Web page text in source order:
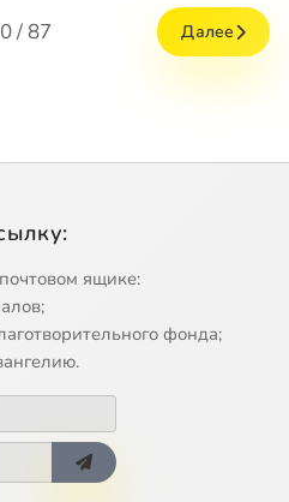
/ 87 Далее
ящике:
фонда;